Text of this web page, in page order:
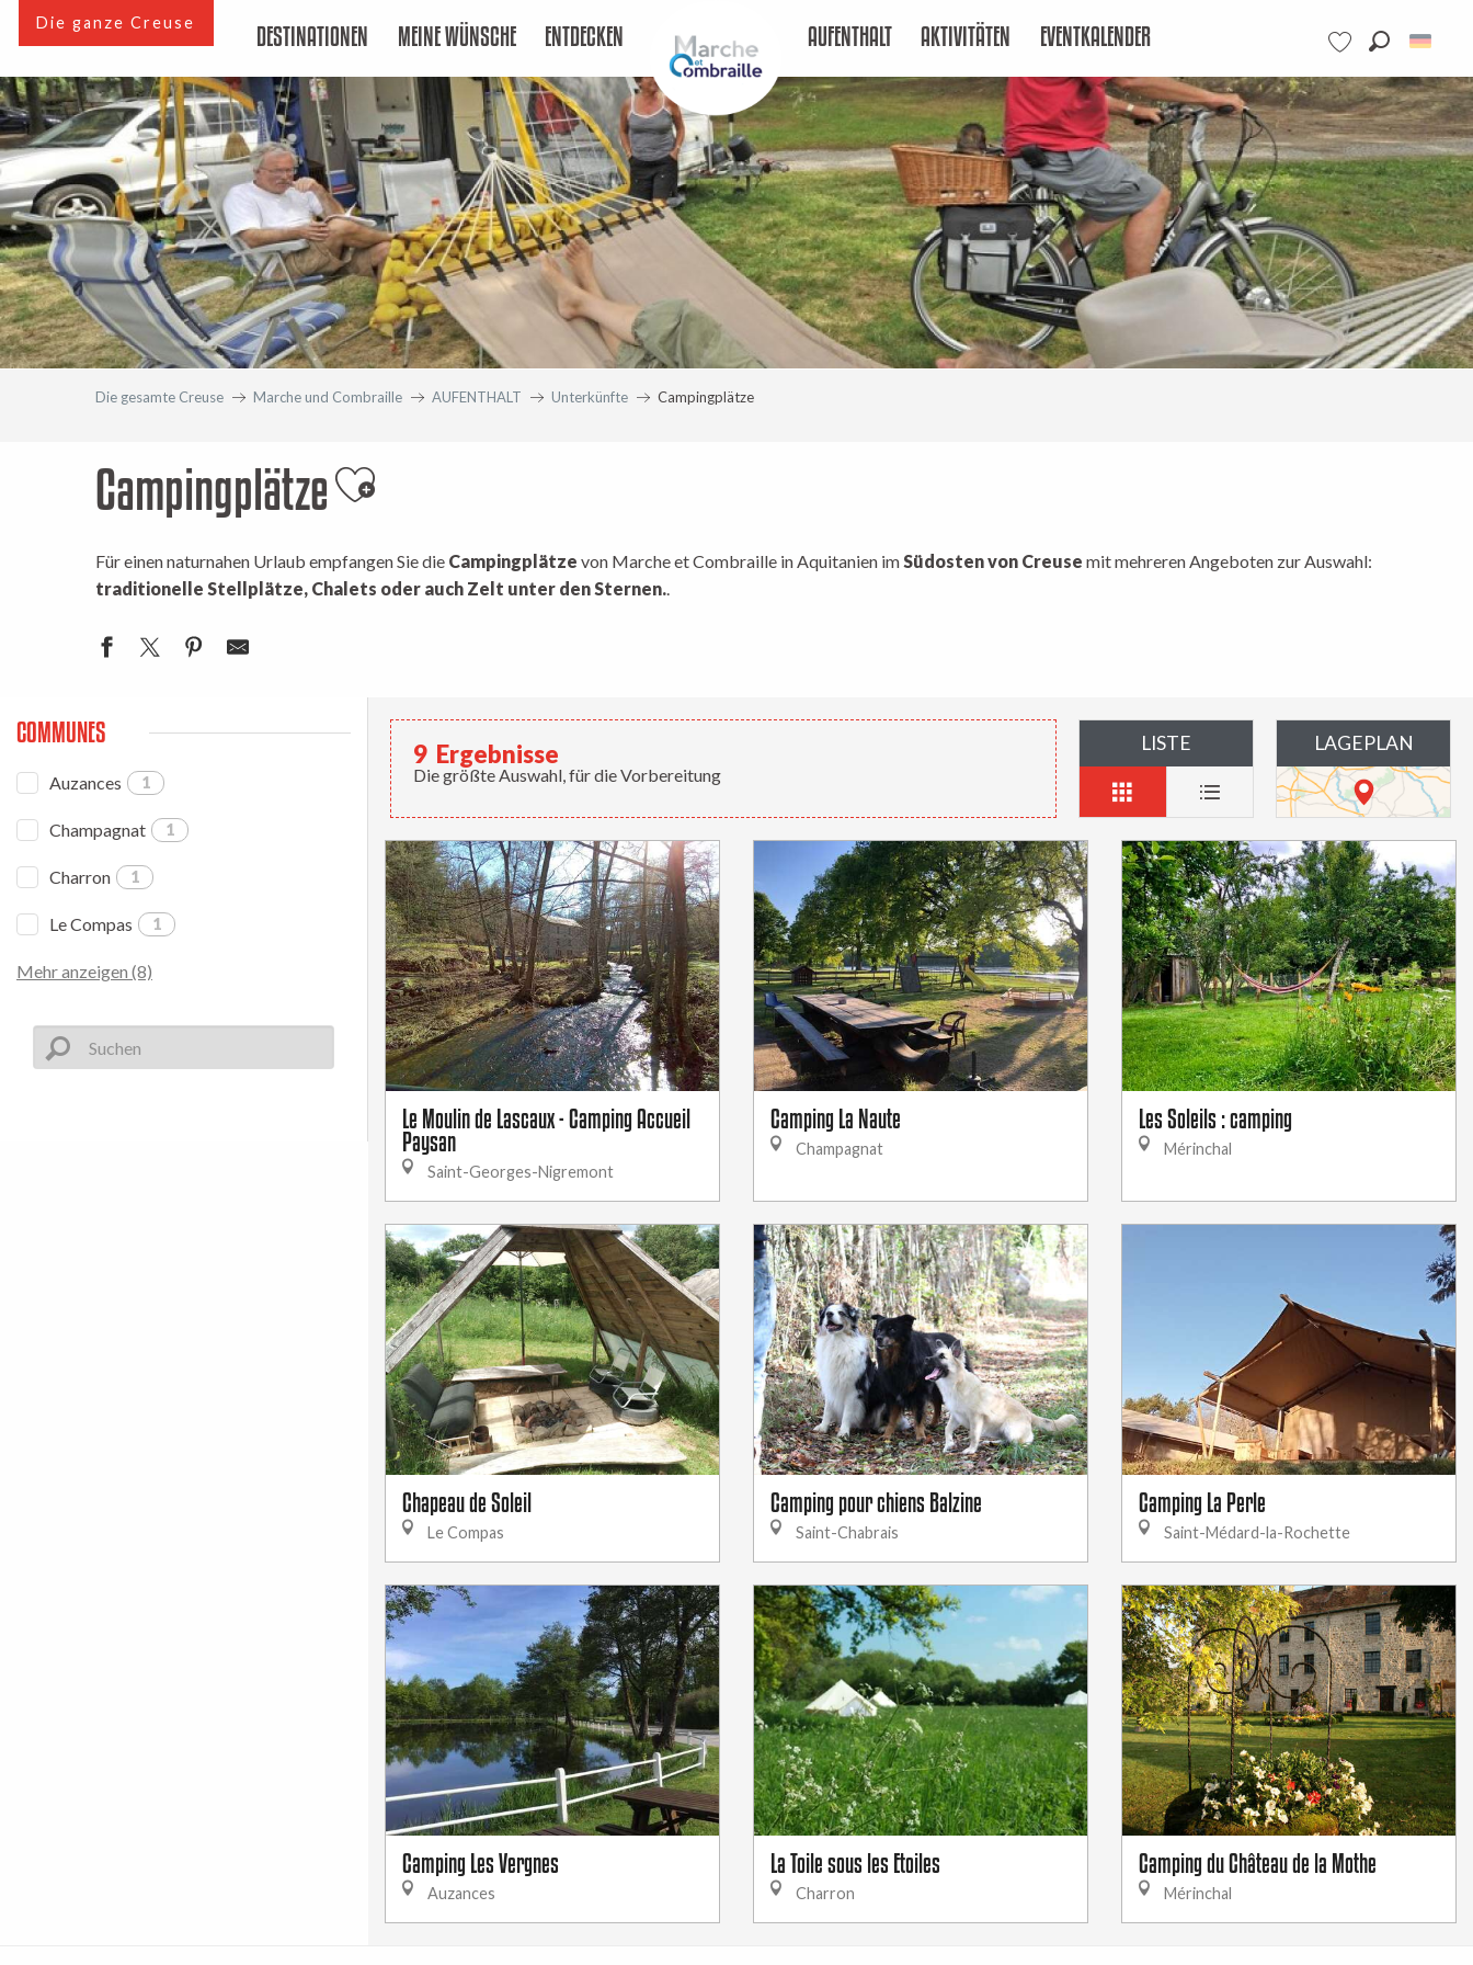
principal
Voir les favoris
Die ganze Creuse DESTINATIONEN MEINE WÜNSCHE ENTDECKEN AUFENTHALT AKTIVITÄTEN EVENTKALENDER
Die gesamte Creuse Marche und Combraille AUFENTHALT Unterkünfte Campingplätze
CampingplätzeAjouter aux favoris
Für einen naturnahen Urlaub empfangen Sie die Campingplätze von Marche et Combraille in Aquitanien imSüdosten von Creuse mit mehreren Angeboten zur Auswahl:
traditionelle Stellplätze, Chalets oder auch Zelt unter den Sternen..
COMMUNES
Auzances 1
Champagnat 1
Charron 1
Le Compas 1
Mehr anzeigen (8)
9 Ergebnisse
Die größte Auswahl, für die Vorbereitung
LISTE LAGEPLAN
Le Moulin de Lascaux - Camping Accueil
Paysan
Saint-Georges-Nigremont
Camping La Naute
Champagnat
Les Soleils : camping
Mérinchal
Chapeau de Soleil
Le Compas
Camping pour chiens Balzine
Saint-Chabrais
Camping La Perle
Saint-Médard-la-Rochette
Camping Les Vergnes
Auzances
La Toile sous les Etoiles
Charron
Camping du Château de la Mothe
Mérinchal